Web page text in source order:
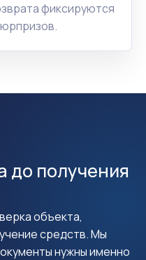
фиксируются
до получения
объекта,
средств. Мы
нужны именно